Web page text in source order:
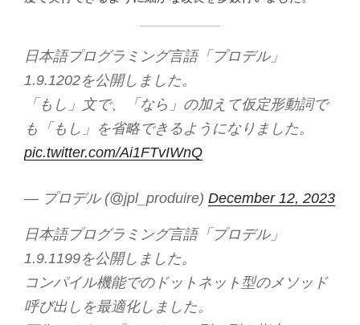
日本語プログラミング言語「プロデル」
1.9.1202を公開しました。
「もし」文で、「なら」の加えて仮定形動詞で
も「もし」を省略できるようになりました。
pic.twitter.com/Ai1FTvIWnQ
— プロデル (@jpl_produire) December 12, 2023
日本語プログラミング言語「プロデル」
1.9.1199を公開しました。
コンパイル機能でのドットネット型のメソッド
呼び出しを最適化しました。